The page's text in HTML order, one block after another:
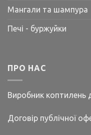
Мангали та шампура
Печі - буржуйки
ПРО НАС
Виробник коптилень
Договір публічної